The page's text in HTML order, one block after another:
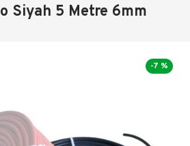
Siyah 5 Metre 6mm
-7 %